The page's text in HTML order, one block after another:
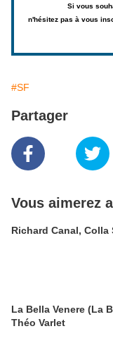
Si vous
n'hésitez pas à vous
#SF
Partager
Vous aimerez
Richard Canal, Colla
La Bella Venere (La
Théo Varlet